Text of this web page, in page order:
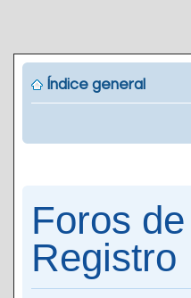
Índice general
Foros
Registro